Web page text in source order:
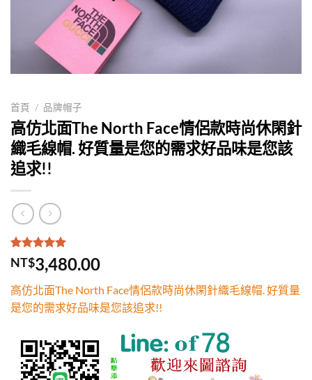
首頁 / 品牌帽子
高仿北面The North Face情侶款時尚休閑針
織毛線帽. 好質量是您的需求好品味是您該
追求!!
評分5.00/
5，已有
1
位
分
NT$3,480.00
高仿北面The North Face情侶款時尚休閑針織毛線帽. 好質量
是您的需求好品味是您該追求!!